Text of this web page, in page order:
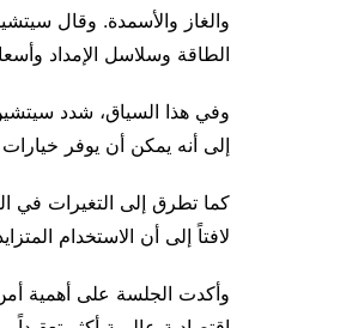
والغاز والأسمدة. وقال
الطاقة وسلاسل الإمداد
وفي هذا السياق، شدد
إلى أنه يمكن أن يوفر
كما تطرق إلى التغيرات في
لافتاً إلى أن الاستخدام
وأكدت الجلسة على أهمية أمن